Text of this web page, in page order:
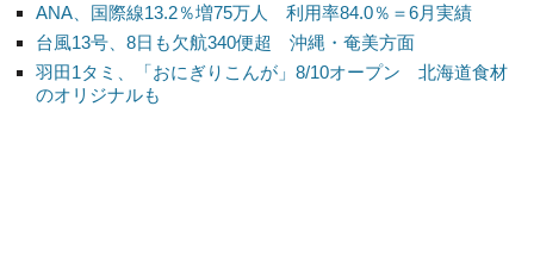
ANA、国際線13.2％増75万人 利用率84.0％＝6月実績
台風13号、8日も欠航340便超 沖縄・奄美方面
羽田1タミ、「おにぎりこんが」8/10オープン 北海道食材
のオリジナルも